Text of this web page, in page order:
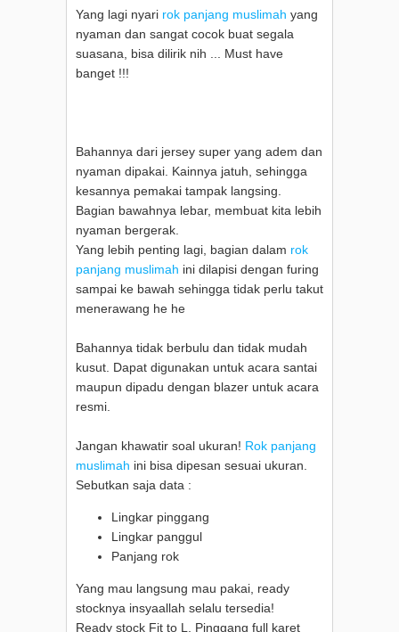
Yang lagi nyari rok panjang muslimah yang
nyaman dan sangat cocok buat segala
suasana, bisa dilirik nih ... Must have
banget !!!
Bahannya dari jersey super yang adem dan
nyaman dipakai. Kainnya jatuh, sehingga
kesannya pemakai tampak langsing.
Bagian bawahnya lebar, membuat kita lebih
nyaman bergerak.
Yang lebih penting lagi, bagian dalam rok
panjang muslimah ini dilapisi dengan furing
sampai ke bawah sehingga tidak perlu takut
menerawang he he
Bahannya tidak berbulu dan tidak mudah
kusut. Dapat digunakan untuk acara santai
maupun dipadu dengan blazer untuk acara
resmi.
Jangan khawatir soal ukuran! Rok panjang
muslimah ini bisa dipesan sesuai ukuran.
Sebutkan saja data :
Lingkar pinggang
Lingkar panggul
Panjang rok
Yang mau langsung mau pakai, ready
stocknya insyaallah selalu tersedia!
Ready stock Fit to L, Pinggang full karet